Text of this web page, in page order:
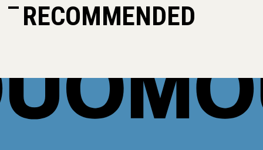
RECOMMENDED